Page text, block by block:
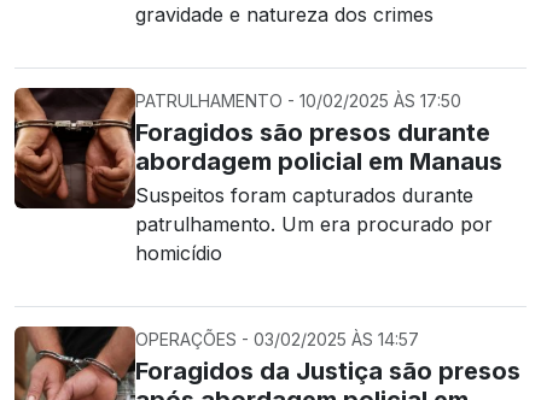
gravidade e natureza dos crimes
PATRULHAMENTO - 10/02/2025 ÀS 17:50
Foragidos são presos durante
abordagem policial em Manaus
Suspeitos foram capturados durante
patrulhamento. Um era procurado por
homicídio
OPERAÇÕES - 03/02/2025 ÀS 14:57
Foragidos da Justiça são presos